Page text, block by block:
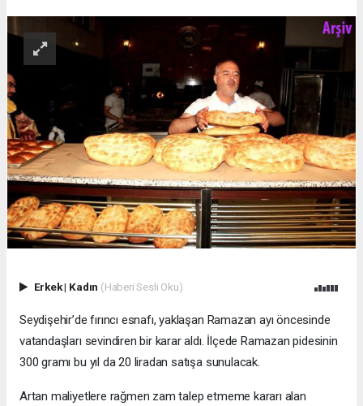
Erkek| Kadın (Haberi Sesli Oku)
Seydişehir’de fırıncı esnafı, yaklaşan Ramazan ayı öncesinde
vatandaşları sevindiren bir karar aldı. İlçede Ramazan pidesinin
300 gramı bu yıl da 20 liradan satışa sunulacak.
Artan maliyetlere rağmen zam talep etmeme kararı alan